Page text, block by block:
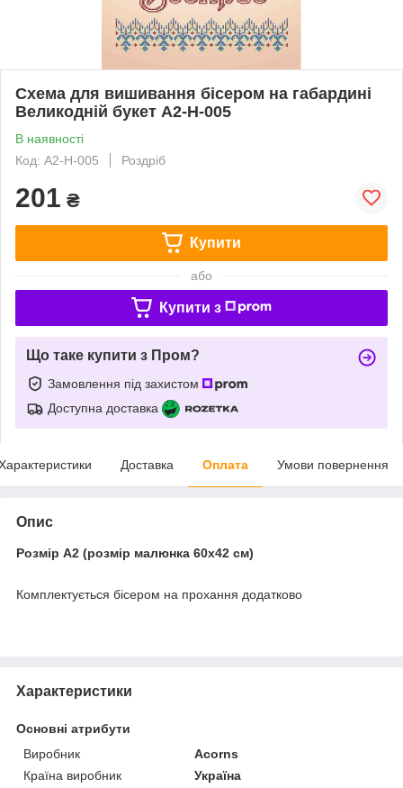
Схема для вишивання бісером на габардині
Великодній букет А2-Н-005
В наявності
Код: А2-Н-005
Роздріб
201 ₴
Купити
або
Купити з
Що таке купити з Пром?
Замовлення під захистом
Доступна доставка
Доставка Оплата Умови повернення
Опис
Розмір А2 (розмір малюнка 60х42 см)
Комплектується бісером на прохання додатково
Характеристики
Основні атрибути
Виробник
Acorns
Країна виробник
Україна